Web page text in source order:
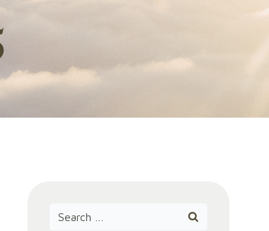
Search